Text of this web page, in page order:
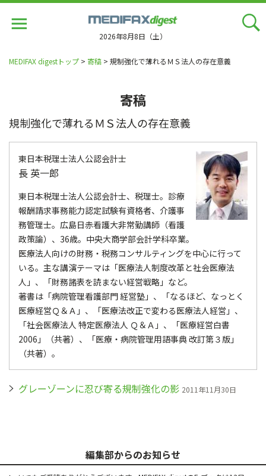
2026年8月8日（土）
MEDIFAX digestトップ > 寄稿 > 規制強化で薄れるＭＳ法人の存在意義
寄稿
規制強化で薄れるＭＳ法人の存在意義
東日本税理士法人公認会計士
長 英一郎
東日本税理士法人公認会計士、税理士。診療
報酬請求事務能力認定試験有資格者、介護事
務管理士。広島日赤看護大非常勤講師（看護
政策論）、36歳。中央大商学部会計学科卒業。
医療法人向けの財務・税務コンサルティングを中心に行って
いる。主な講演テーマは「医療法人制度改革と社会医療法
人」、「財務諸表を読まない経営戦略」など。
著書は「病院管理看護部門 経営塾」、「なるほど、なっとく
医療経営Ｑ＆Ａ」、「医療法改正で変わる医療法人経営」、
「社会医療法人 特定医療法人 Ｑ＆Ａ」、「医療経営白書
2006」（共著）、「医療・病院管理用語事典 改訂第３版」
（共著）。
グレーゾーンに忍び寄る規制強化の影 2011年11月30日
編集部からのお知らせ